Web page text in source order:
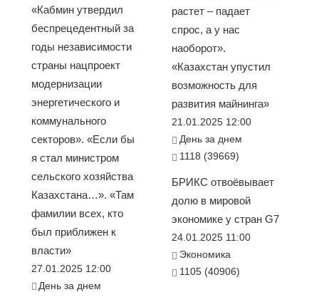
«Кабмин утвердил
беспрецедентный за
годы независимости
страны нацпроект
модернизации
энергетического и
коммунального
секторов». «Если бы
я стал министром
сельского хозяйства
Казахстана…». «Там
фамилии всех, кто
был приближен к
власти»
27.01.2025 12:00
День за днем
растет – падает
спрос, а у нас
наоборот».
«Казахстан упустил
возможность для
развития майнинга»
21.01.2025 12:00
День за днем
1118 (39669)
БРИКС отвоёвывает
долю в мировой
экономике у стран G7
24.01.2025 11:00
Экономика
1105 (40906)